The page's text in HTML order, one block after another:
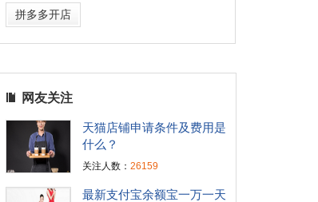
拼多多开店
网友关注
天猫店铺申请条件及费用是
什么？
关注人数： 26159
最新支付宝余额宝一万一天